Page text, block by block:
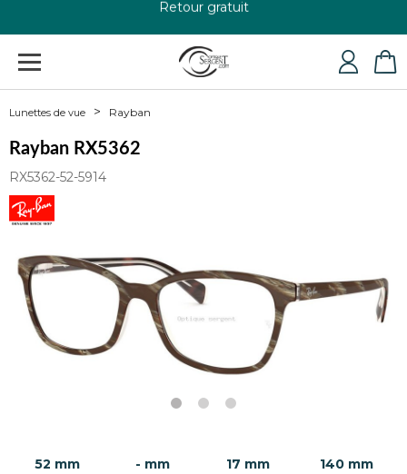
Lunettes de vue Rayban
Rayban RX5362
RX5362-52-5914
52 mm - mm 17 mm 140 mm